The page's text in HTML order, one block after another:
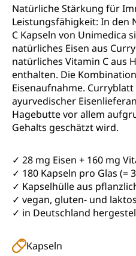
Natürliche Stärkung für
Leistungsfähigkeit: In den
C Kapseln von Unimedica
natürliches Eisen aus
natürliches Vitamin C aus
enthalten. Die
Eisenaufnahme.
ayurvedischer
Hagebutte vor allem
Gehalts geschätzt wird.
✓ 28 mg Eisen + 160 mg
✓ 180 Kapseln pro Glas (=
✓ Kapselhülle aus
✓ vegan, gluten- und
✓ in Deutschland
Kapseln